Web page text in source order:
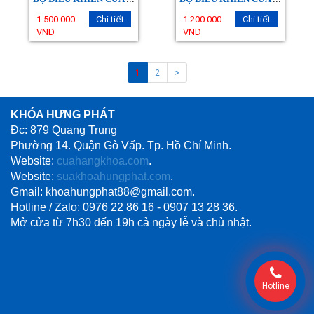
1.500.000
VNĐ
Chi tiết
1.200.000
VNĐ
Chi tiết
1 2 >
KHÓA HƯNG PHÁT
Đc: 879 Quang Trung
Phường 14. Quận Gò Vấp. Tp. Hồ Chí Minh.
Website: cuahangkhoa.com.
Website: suakhoahungphat.com.
Gmail: khoahungphat88@gmail.com.
Hotline / Zalo: 0976 22 86 16 - 0907 13 28 36.
Mở cửa từ 7h30 đến 19h cả ngày lễ và chủ nhật.
Hotline